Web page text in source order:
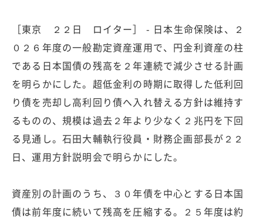
［東京 ２２日 ロイター］ - 日本生命保険は、２
０２６年度の一般勘定資産運用で、円金利資産の柱
である日本国債の残高を２年連続で減少させる計画
を明らかにした。超低金利の時期に取得した低利回
り債を売却し高利回り債へ入れ替える方針は維持す
るものの、規模は過去２年より少なく２兆円を下回
る見通し。石田大輔執行役員・財務企画部長が２２
日、運用方針説明会で明らかにした。
資産別の計画のうち、３０年債を中心とする日本国
債は前年度に続いて残高を圧縮する。２５年度は約